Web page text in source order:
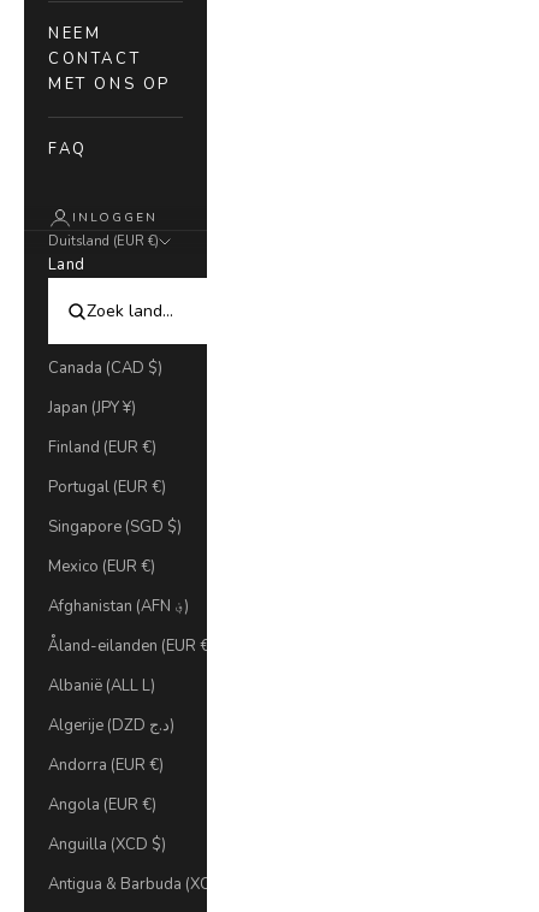
NEEM
CONTACT
MET ONS OP
FAQ
INLOGGEN
Duitsland (EUR €)
Land
Canada (CAD $)
Japan (JPY ¥)
Finland (EUR €)
Portugal (EUR €)
Singapore (SGD $)
Mexico (EUR €)
Afghanistan (AFN ؋)
Åland-eilanden (EUR €)
Albanië (ALL L)
Algerije (DZD د.ج)
Andorra (EUR €)
Angola (EUR €)
Anguilla (XCD $)
Antigua & Barbuda (XCD $)